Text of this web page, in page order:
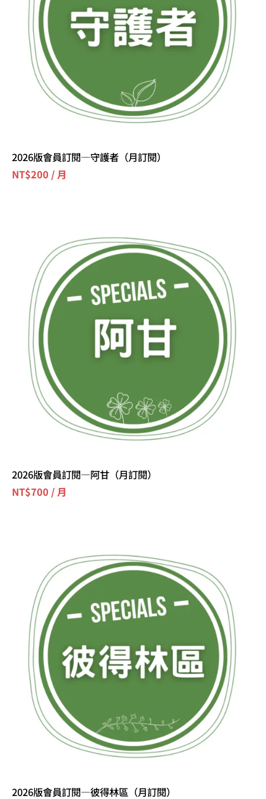
2026版會員訂閱—守護者（月訂閱）
NT$200 / 月
2026版會員訂閱—阿甘（月訂閱）
NT$700 / 月
2026版會員訂閱—彼得林區（月訂閱）